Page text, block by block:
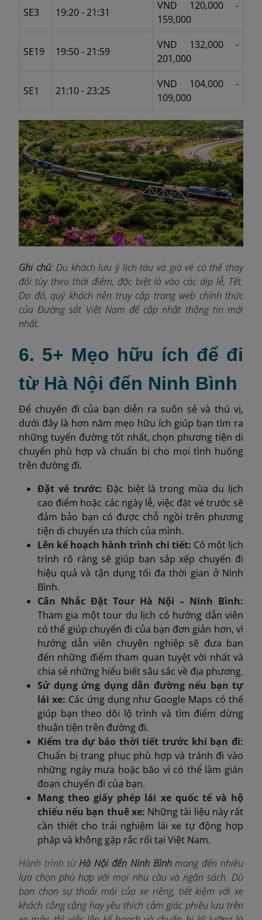
SE3 19:20 - 21:31
VND 120,000 -
159,000
SE19 19:50 - 21:59
VND 132,000 -
201,000
SE1 21:10 - 23:25
VND 104,000 -
109,000
Ghi chú: Du khách lưu ý lịch tàu và giá vé có thể thay
đổi tùy theo thời điểm, đặc biệt là vào các dịp lễ, Tết.
Do đó, quý khách nên truy cập trang web chính thức
của Đường sắt Việt Nam để cập nhật thông tin mới
nhất.
6. 5+ Mẹo hữu ích để đi
từ Hà Nội đến Ninh Bình
Để chuyến đi của bạn diễn ra suôn sẻ và thú vị,
dưới đây là hơn năm mẹo hữu ích giúp bạn tìm ra
những tuyến đường tốt nhất, chọn phương tiện di
chuyển phù hợp và chuẩn bị cho mọi tình huống
trên đường đi.
Đặt vé trước: Đặc biệt là trong mùa du lịch
cao điểm hoặc các ngày lễ, việc đặt vé trước sẽ
đảm bảo bạn có được chỗ ngồi trên phương
tiện di chuyển ưa thích của mình.
Lên kế hoạch hành trình chi tiết: Có một lịch
trình rõ ràng sẽ giúp bạn sắp xếp chuyến đi
hiệu quả và tận dụng tối đa thời gian ở Ninh
Bình.
Cân Nhắc Đặt Tour Hà Nội – Ninh Bình:
Tham gia một tour du lịch có hướng dẫn viên
có thể giúp chuyến đi của bạn đơn giản hơn, vì
hướng dẫn viên chuyên nghiệp sẽ đưa bạn
đến những điểm tham quan tuyệt vời nhất và
chia sẻ những hiểu biết sâu sắc về địa phương.
Sử dụng ứng dụng dẫn đường nếu bạn tự
lái xe: Các ứng dụng như Google Maps có thể
giúp bạn theo dõi lộ trình và tìm điểm dừng
thuận tiện trên đường đi.
Kiểm tra dự báo thời tiết trước khi bạn đi:
Chuẩn bị trang phục phù hợp và tránh đi vào
những ngày mưa hoặc bão vì có thể làm gián
đoạn chuyến đi của bạn.
Mang theo giấy phép lái xe quốc tế và hộ
chiếu nếu bạn thuê xe: Những tài liệu này rất
cần thiết cho trải nghiệm lái xe tự động hợp
pháp và không gặp rắc rối tại Việt Nam.
Hành trình từHà Nội đến Ninh Bìnhmang đến nhiều
lựa chọn phù hợp với mọi nhu cầu và ngân sách. Dù
bạn chọn sự thoải mái của xe riêng, tiết kiệm với xe
khách công cộng hay yêu thích cảm giác phiêu lưu trên